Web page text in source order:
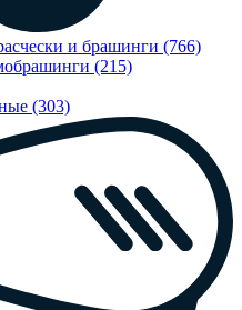
и брашинги (766)
(215)
(303)